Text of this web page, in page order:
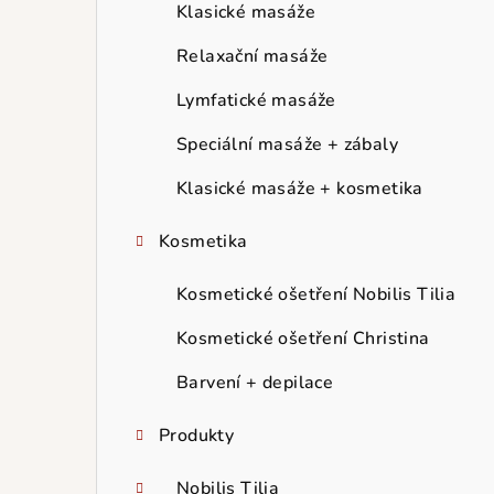
Klasické masáže
Relaxační masáže
Lymfatické masáže
Speciální masáže + zábaly
Klasické masáže + kosmetika
Kosmetika
Kosmetické ošetření Nobilis Tilia
Kosmetické ošetření Christina
Barvení + depilace
Produkty
Nobilis Tilia